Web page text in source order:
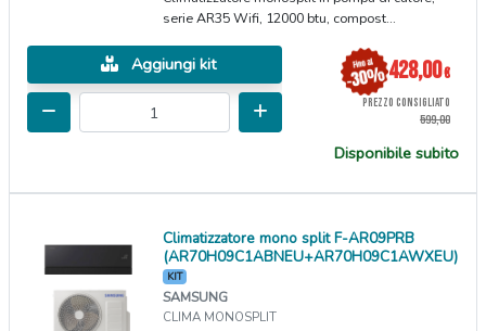
serie AR35 Wifi, 12000 btu, compost...
Aggiungi kit 428,00€
PREZZO CONSIGLIATO
599,00
Disponibile subito
Climatizzatore mono split F-AR09PRB
(AR70H09C1ABNEU+AR70H09C1AWXEU)
KIT
SAMSUNG
CLIMA MONOSPLIT